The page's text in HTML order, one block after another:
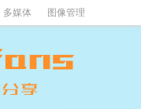
多媒体 图像管理